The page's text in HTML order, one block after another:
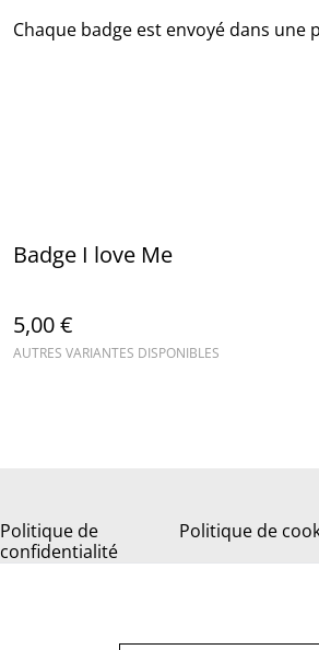
Chaque badge est envoyé dans une
Badge I love Me
5,00 €
AUTRES VARIANTES DISPONIBLES
Politique de
confidentialité
Politique de